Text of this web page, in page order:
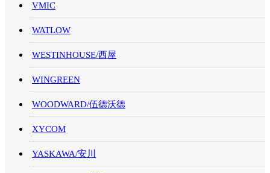
VMIC
WATLOW
WESTINHOUSE/西屋
WINGREEN
WOODWARD/伍德沃德
XYCOM
YASKAWA/安川